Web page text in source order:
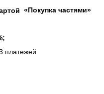
«Покупка частями»
платежей